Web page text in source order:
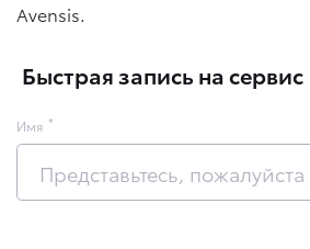
Avensis.
Быстрая запись на сервис
Имя